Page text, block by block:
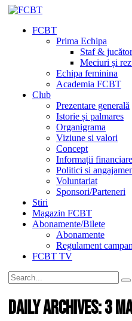
FCBT
Prima Echipa
Staf &
Meciuri și
Echipa feminina
Academia FCBT
Club
Prezentare generală
Istorie și palmares
Organigrama
Viziune si valori
Concept
Informații financiare
Politici si
Voluntariat
Sponsori/Parteneri
Stiri
Magazin FCBT
Abonamente/Bilete
Abonamente
Regulament
FCBT TV
Daily Archives: 3